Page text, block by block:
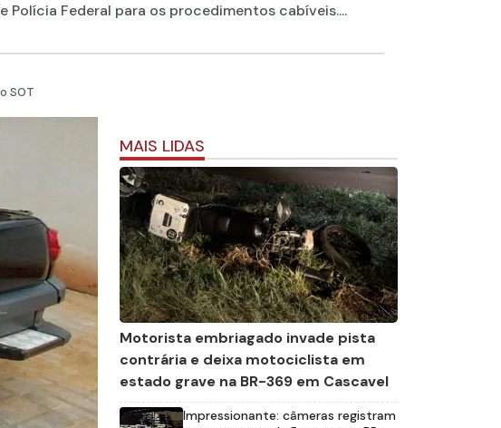
Federal para os procedimentos cabíveis....
SOT
MAIS LIDAS
Motorista embriagado invade pista
contrária e deixa motociclista em
estado grave na BR-369 em Cascavel
Impressionante: câmeras registram